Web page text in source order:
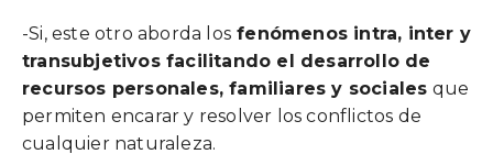
-Si, este otro aborda los fenómenos intra, inter y
transubjetivos facilitando el desarrollo de
recursos personales, familiares y sociales que
permiten encarar y resolver los conflictos de
cualquier naturaleza.